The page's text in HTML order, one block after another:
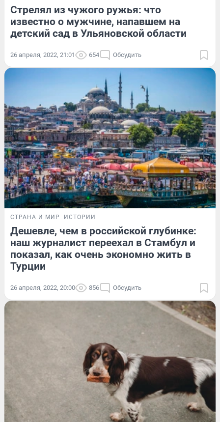
Стрелял из чужого ружья: что
известно о мужчине, напавшем на
детский сад в Ульяновской области
26 апреля, 2022, 21:01 654 Обсудить
СТРАНА И МИР ИСТОРИИ
Дешевле, чем в российской глубинке:
наш журналист переехал в Стамбул и
показал, как очень экономно жить в
Турции
26 апреля, 2022, 20:00 856 Обсудить